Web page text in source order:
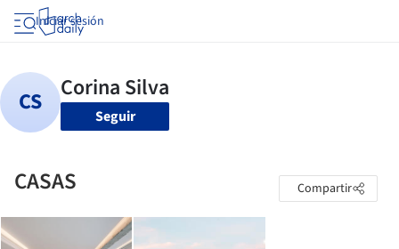
Iniciar sesión
Seguir
CASAS Compartir